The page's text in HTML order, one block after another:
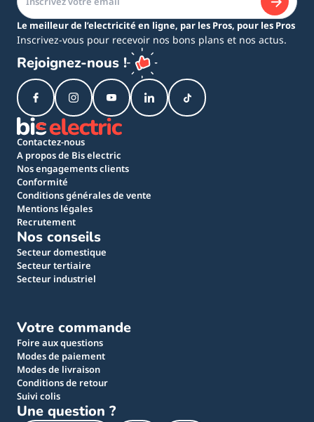
Le meilleur de l’electricité en ligne, par les Pros, pour les Pros
Inscrivez-vous pour recevoir nos bons plans et nos actus.
Rejoignez-nous !
Contactez-nous
A propos de Bis electric
Nos engagements clients
Conformité
Conditions générales de vente
Mentions légales
Recrutement
Nos conseils
Secteur domestique
Secteur tertiaire
Secteur industriel
Votre commande
Foire aux questions
Modes de paiement
Modes de livraison
Conditions de retour
Suivi colis
Une question ?